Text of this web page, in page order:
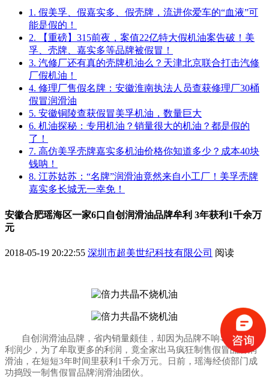
1. 假美孚、假嘉实多、假壳牌，流进你爱车的“血液”可
能是假的！
2. 【重磅】315前夜，案值22亿特大假机油案告破！美
孚、壳牌、嘉实多等品牌被假冒！
3. 汽修厂还有真的壳牌机油么？天津北京联合打击汽修
厂假机油！
4. 修理厂售假名牌：安徽淮南执法人员查获修理厂30桶
假冒润滑油
5. 安徽铜陵查获假冒美孚机油，数量巨大
6. 机油探秘：专用机油？销量很大的机油？都是假的
了！
7. 高仿美孚壳牌嘉实多机油价格你知道多少？成本40块
钱呐！
8. 江苏姑苏：“名牌”润滑油竟然来自小工厂！美孚壳牌
嘉实多长城无一幸免！
安徽合肥瑶海区一家6口自创润滑油品牌牟利 3年获利1千余万
元
2018-05-19 20:22:55 深圳市超美世纪科技有限公司 阅读
自创润滑油品牌，省内销量颇佳，却因为品牌不响导致价低
利润少，为了牟取更多的利润，竟全家出马疯狂制售假冒品牌润
滑油，在短短3年时间里获利1千余万元。日前，瑶海经侦部门成
功捣毁一制售假冒品牌润滑油团伙。